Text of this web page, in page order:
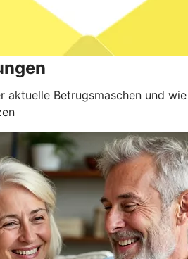
aktuelle Betrugsmaschen und wie